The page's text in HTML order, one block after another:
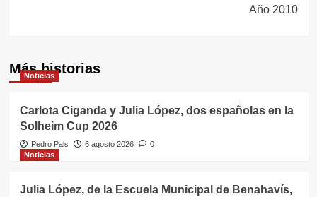
Año 2010
Más historias
Noticias
Carlota Ciganda y Julia López, dos españolas en la
Solheim Cup 2026
Pedro Pals 6 agosto 2026
0
Noticias
Julia López, de la Escuela Municipal de Benahavís,